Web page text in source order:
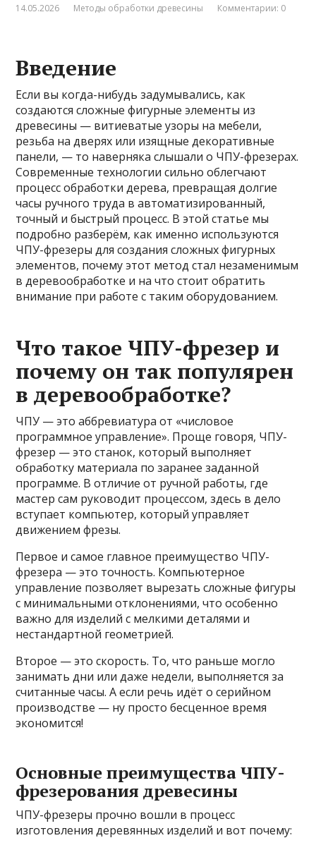
14.05.2026 Методы обработки древесины Комментарии: 0
Введение
Если вы когда-нибудь задумывались, как
создаются сложные фигурные элементы из
древесины — витиеватые узоры на мебели,
резьба на дверях или изящные декоративные
панели, — то наверняка слышали о ЧПУ-фрезерах.
Современные технологии сильно облегчают
процесс обработки дерева, превращая долгие
часы ручного труда в автоматизированный,
точный и быстрый процесс. В этой статье мы
подробно разберём, как именно используются
ЧПУ-фрезеры для создания сложных фигурных
элементов, почему этот метод стал незаменимым
в деревообработке и на что стоит обратить
внимание при работе с таким оборудованием.
Что такое ЧПУ-фрезер и
почему он так популярен
в деревообработке?
ЧПУ — это аббревиатура от «числовое
программное управление». Проще говоря, ЧПУ-
фрезер — это станок, который выполняет
обработку материала по заранее заданной
программе. В отличие от ручной работы, где
мастер сам руководит процессом, здесь в дело
вступает компьютер, который управляет
движением фрезы.
Первое и самое главное преимущество ЧПУ-
фрезера — это точность. Компьютерное
управление позволяет вырезать сложные фигуры
с минимальными отклонениями, что особенно
важно для изделий с мелкими деталями и
нестандартной геометрией.
Второе — это скорость. То, что раньше могло
занимать дни или даже недели, выполняется за
считанные часы. А если речь идёт о серийном
производстве — ну просто бесценное время
экономится!
Основные преимущества ЧПУ-
фрезерования древесины
ЧПУ-фрезеры прочно вошли в процесс
изготовления деревянных изделий и вот почему: